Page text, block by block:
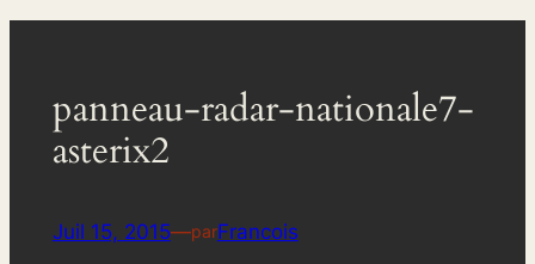
panneau-radar-nationale7-
asterix2
Juil 15, 2015—parFrancois